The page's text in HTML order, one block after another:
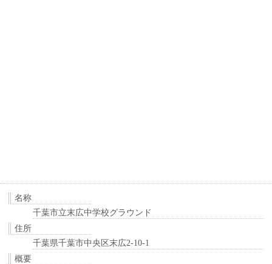
名称
千葉市立末広中学校グラウンド
住所
千葉県千葉市中央区末広2-10-1
概要